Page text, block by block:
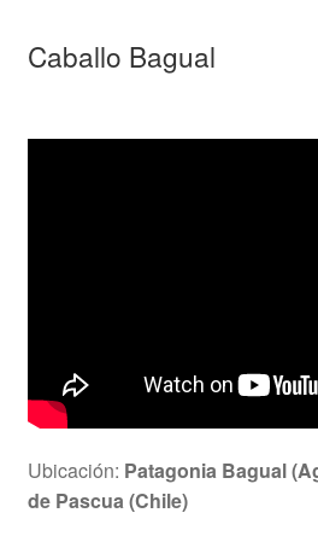
Caballo Bagual
Ubicación: Patagonia Bagual (
de Pascua (Chile)